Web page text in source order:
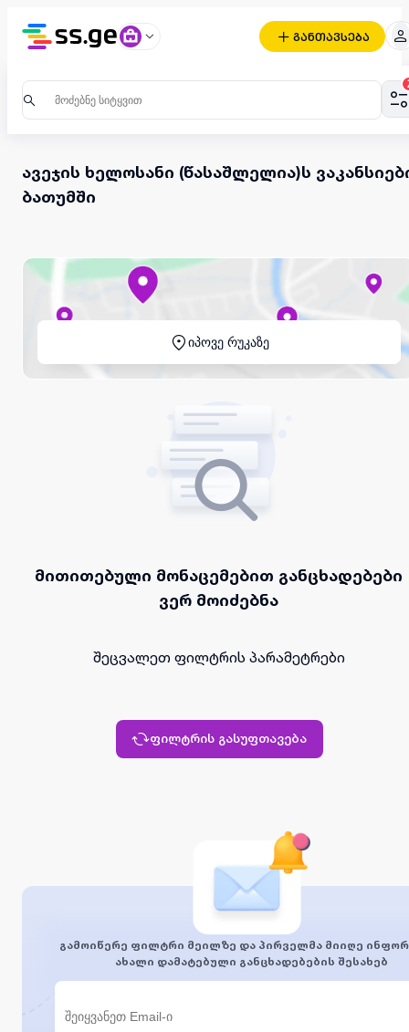
განთავსება
ავეჯის ხელოსანი (წასაშლელია)ს
ბათუმში
იპოვე რუკაზე
მითითებული მონაცემებით განცხადებები
ვერ მოიძებნა
შეცვალეთ ფილტრის პარამეტრები
ფილტრის გასუფთავება
გამოიწერე ფილტრი მეილზე და პირველმა მიიღე
ახალი დამატებული განცხადებების შესახებ